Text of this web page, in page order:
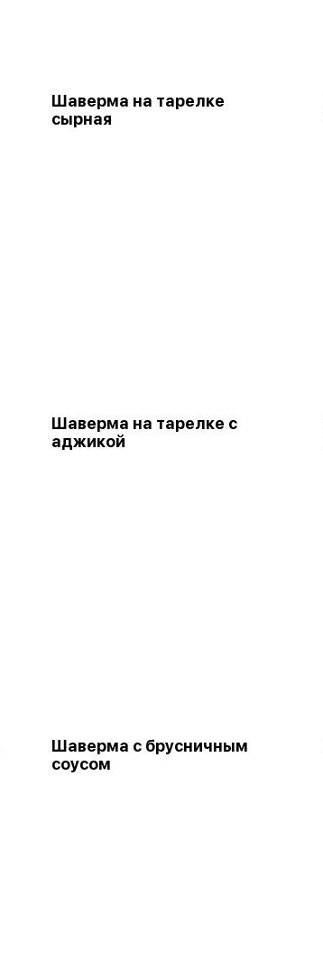
Шаверма на тарелке
сырная
Шаверма на тарелке с
аджикой
Шаверма с брусничным
соусом